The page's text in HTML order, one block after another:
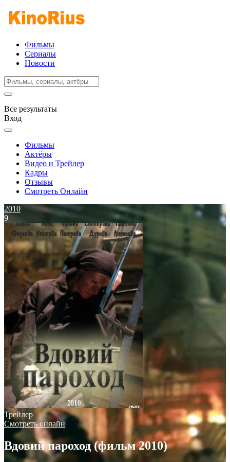
Фильмы
Сериалы
Новости
Все результаты
Вход
Фильмы
Актёры
Видео и Трейлер
Кадры
Отзывы
Смотреть Онлайн
2010
9
Трейлер
Смотреть онлайн
Вдовий пароход (фильм 2010)